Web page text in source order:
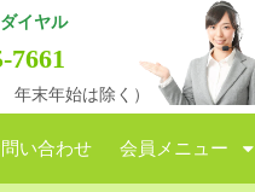
イヤル
7661
年末年始は除く）
い合わせ 会員メニュー